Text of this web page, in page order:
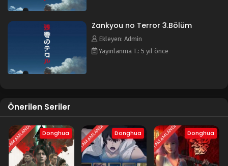
Zankyou no Terror 3.Bölüm
Ekleyen: Admin
Yayınlanma T.: 5 yıl önce
Önerilen Seriler
TAMAMLANDI Donghua TAMAMLANDI Donghua TAMAMLANDI Donghua